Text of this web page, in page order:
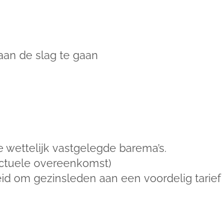
de slag te gaan
vastgelegde barema’s.
overeenkomst)
om gezinsleden aan een voordelig tarief